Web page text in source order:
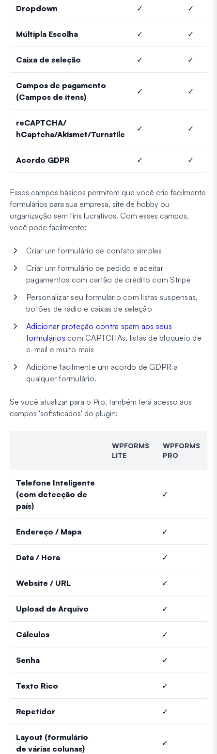
Dropdown ✓ ✓
Múltipla Escolha ✓ ✓
Caixa de seleção ✓ ✓
Campos de pagamento
(Campos de itens)
✓ ✓
reCAPTCHA/
hCaptcha/Akismet/Turnstile
✓ ✓
Acordo GDPR ✓ ✓
Esses campos básicos permitem que você crie facilmente
formulários para sua empresa, site de hobby ou
organização sem fins lucrativos. Com esses campos,
você pode facilmente:
Criar um formulário de contato simples
Criar um formulário de pedido e aceitar
pagamentos com cartão de crédito com Stripe
Personalizar seu formulário com listas suspensas,
botões de rádio e caixas de seleção
Adicionar proteção contra spam aos seus
formulários com CAPTCHAs, listas de bloqueio de
e-mail e muito mais
Adicione facilmente um acordo de GDPR a
qualquer formulário.
Se você atualizar para o Pro, também terá acesso aos
campos 'sofisticados' do plugin:
WPFORMS
LITE
WPFORMS
PRO
Telefone Inteligente
(com detecção de
país)
✓
Endereço / Mapa ✓
Data / Hora ✓
Website / URL ✓
Upload de Arquivo ✓
Cálculos ✓
Senha ✓
Texto Rico ✓
Repetidor ✓
Layout (formulário
de várias colunas)
✓